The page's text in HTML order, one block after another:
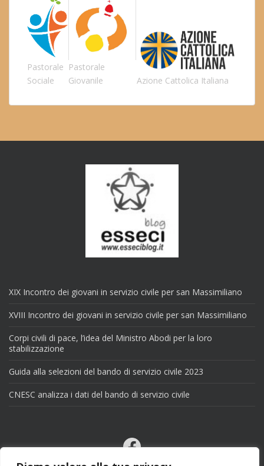
Pastorale
Sociale
Pastorale
Giovanile
Azione Cattolica Italiana
XIX Incontro dei giovani in servizio civile per san Massimiliano
XVIII Incontro dei giovani in servizio civile per san Massimiliano
Corpi civili di pace, l’idea del Ministro Abodi per la loro
stabilizzazione
Guida alla selezioni del bando di servizio civile 2023
CNESC analizza i dati del bando di servizio civile
Facebook